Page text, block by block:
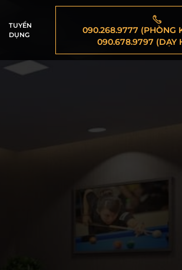
TUYỂN
DỤNG
090.268.9777 (PHÒNG
090.678.9797 (DẠY